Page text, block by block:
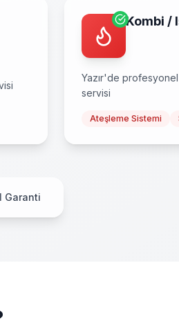
Kombi /
Yazır'de profesyonel
servisi
Ateşleme Sistemi
Garanti